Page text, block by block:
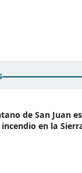
de San Juan
en la